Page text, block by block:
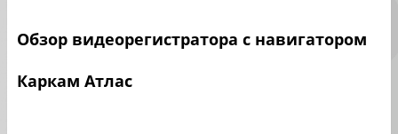
Обзор видеорегистратора с навигатором
Каркам Атлас